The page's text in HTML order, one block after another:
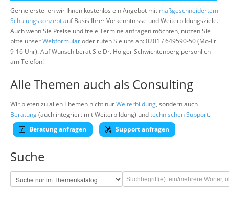
Gerne erstellen wir Ihnen kostenlos ein Angebot mit maßgeschneidertem
Schulungskonzeptauf Basis Ihrer Vorkenntnisse und Weiterbildungsziele.
Auch wenn Sie Preise und freie Termine anfragen möchten, nutzen Sie
bitte unserWebformularoder rufen Sie uns an: 0201 / 649590-50 (Mo-Fr
9-16 Uhr). Auf Wunsch berät Sie Dr. Holger Schwichtenberg persönlich
am Telefon!
Alle Themen auch als Consulting
Wir bieten zu allen Themen nicht nurWeiterbildung, sondern auch
Beratung(auch integriert mit Weiterbildung) undtechnischen Support.
Beratung anfragen
Support anfragen
Suche